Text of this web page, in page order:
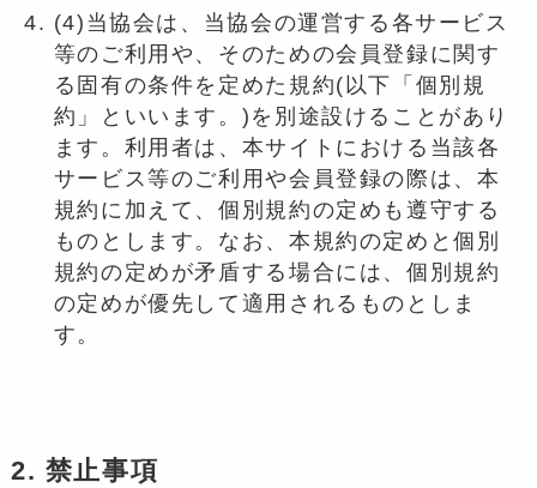
(4)当協会は、当協会の運営する各サービス
等のご利用や、そのための会員登録に関す
る固有の条件を定めた規約(以下「個別規
約」といいます。)を別途設けることがあり
ます。利用者は、本サイトにおける当該各
サービス等のご利用や会員登録の際は、本
規約に加えて、個別規約の定めも遵守する
ものとします。なお、本規約の定めと個別
規約の定めが矛盾する場合には、個別規約
の定めが優先して適用されるものとしま
す。
2. 禁止事項